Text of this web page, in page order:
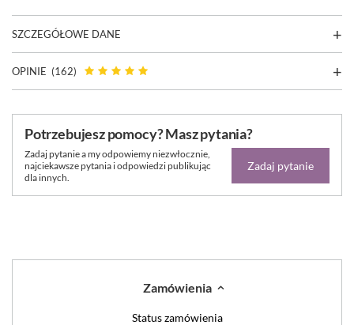
SZCZEGÓŁOWE DANE
OPINIE (162)
Potrzebujesz pomocy? Masz pytania?
Zadaj pytanie a my odpowiemy niezwłocznie,
najciekawsze pytania i odpowiedzi publikując
dla innych.
Zadaj pytanie
Zamówienia
Status zamówienia